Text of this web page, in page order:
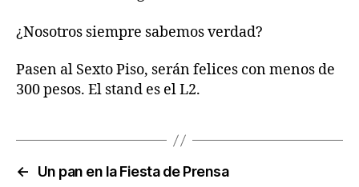
¿Nosotros siempre sabemos verdad?
Pasen al Sexto Piso, serán felices con menos de
300 pesos. El stand es el L2.
←
Un pan en la Fiesta de Prensa